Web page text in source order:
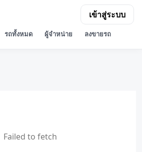
รถทั้งหมด ผู้จำหน่าย ลงขายรถ
เข้าสู่ระบบ
Failed to fetch